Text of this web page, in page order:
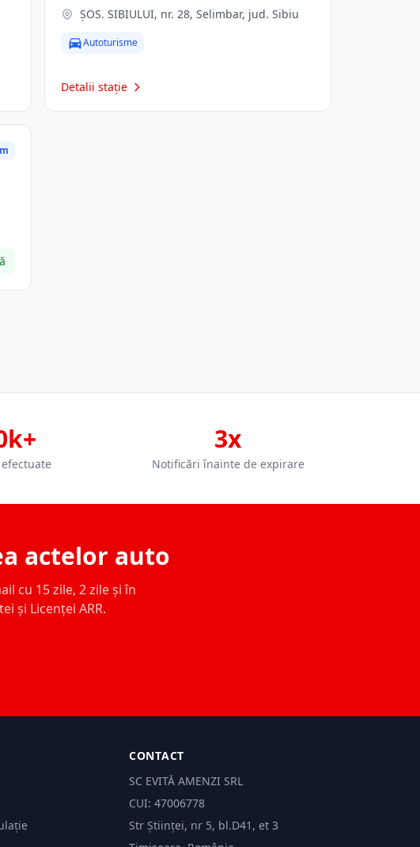
ŞOS. SIBIULUI, nr. 28, Selimbar, jud. Sibiu
Autoturisme
Detalii stație
3x
Notificări înainte de expirare
actelor auto
cu 15 zile, 2 zile și în
și Licenței ARR.
CONTACT
SC EVITĂ AMENZI SRL
CUI: 47006778
Str Științei, nr 5, bl.D41, et 3